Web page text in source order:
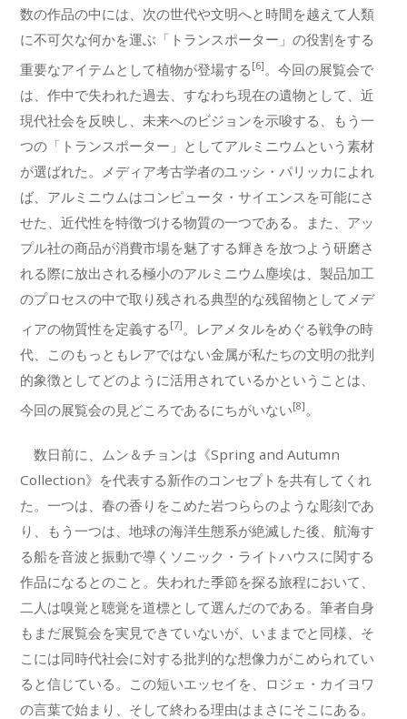
数の作品の中には、次の世代や文明へと時間を越えて人類
に不可欠な何かを運ぶ「トランスポーター」の役割をする
重要なアイテムとして植物が登場する [6] 。今回の展覧会で
は、作中で失われた過去、すなわち現在の遺物として、近
現代社会を反映し、未来へのビジョンを示唆する、もう一
つの「トランスポーター」としてアルミニウムという素材
が選ばれた。メディア考古学者のユッシ・パリッカによれ
ば、アルミニウムはコンピュータ・サイエンスを可能にさ
せた、近代性を特徴づける物質の一つである。また、アッ
プル社の商品が消費市場を魅了する輝きを放つよう研磨さ
れる際に放出される極小のアルミニウム塵埃は、製品加工
のプロセスの中で取り残される典型的な残留物としてメデ
ィアの物質性を定義する [7] 。レアメタルをめぐる戦争の時
代、このもっともレアではない金属が私たちの文明の批判
的象徴としてどのように活用されているかということは、
今回の展覧会の見どころであるにちがいない[8] 。
数日前に、ムン＆チョンは《Spring and Autumn
Collection》を代表する新作のコンセプトを共有してくれ
た。一つは、春の香りをこめた岩つららのような彫刻であ
り、もう一つは、地球の海洋生態系が絶滅した後、航海す
る船を音波と振動で導くソニック・ライトハウスに関する
作品になるとのこと。失われた季節を探る旅程において、
二人は嗅覚と聴覚を道標として選んだのである。筆者自身
もまだ展覧会を実見できていないが、いままでと同様、そ
こには同時代社会に対する批判的な想像力がこめられてい
ると信じている。この短いエッセイを、ロジェ・カイヨワ
の言葉で始まり、そして終わる理由はまさにそこにある。